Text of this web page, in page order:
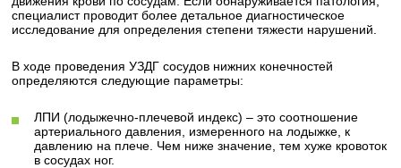
специалист проводит более детальное диагностическое
исследование для определения степени тяжести нарушений.
В ходе проведения УЗДГ сосудов нижних конечностей
определяются следующие параметры:
ЛПИ (лодыжечно-плечевой индекс) – это соотношение
артериального давления, измеренного на лодыжке, к
давлению на плече. Чем ниже значение, тем хуже кровоток
в сосудах ног.